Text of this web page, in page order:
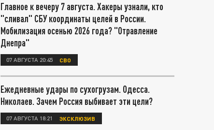
Главное к вечеру 7 августа. Хакеры узнали, кто
"сливал" СБУ координаты целей в России.
Мобилизация осенью 2026 года? "Отравление
Днепра"
07 АВГУСТА 20:45 СВО
Ежедневные удары по сухогрузам. Одесса.
Николаев. Зачем Россия выбивает эти цели?
07 АВГУСТА 18:21 ЭКСКЛЮЗИВ